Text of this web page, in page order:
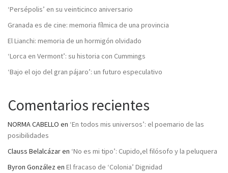
‘Persépolis’ en su veinticinco aniversario
Granada es de cine: memoria fílmica de una provincia
El Lianchi: memoria de un hormigón olvidado
‘Lorca en Vermont’: su historia con Cummings
‘Bajo el ojo del gran pájaro’: un futuro especulativo
Comentarios recientes
NORMA CABELLO en ‘En todos mis universos’: el poemario de las
posibilidades
Clauss Belalcázaren ‘No es mi tipo’: Cupido,el filósofo y la peluquera
Byron González en El fracaso de ‘Colonia’ Dignidad